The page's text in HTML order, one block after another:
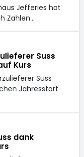
Jefferies hat
Zahlen…
Suss
Kurs
Suss
Jahresstart
dank